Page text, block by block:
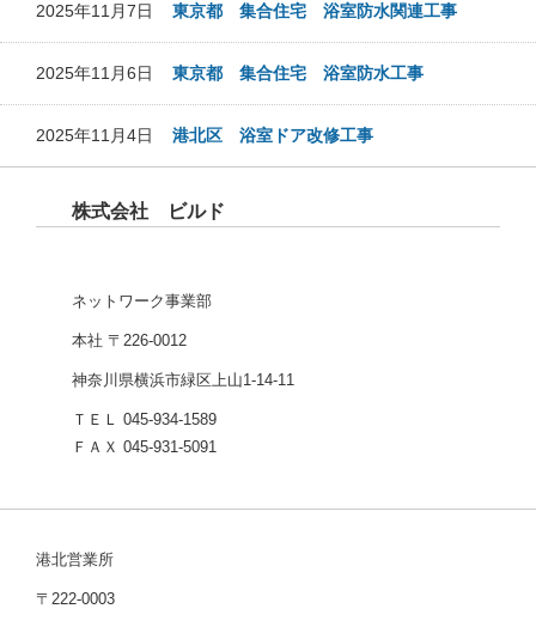
2025年11月7日 東京都 集合住宅 浴室防水関連工事
2025年11月6日 東京都 集合住宅 浴室防水工事
2025年11月4日 港北区 浴室ドア改修工事
株式会社 ビルド
ネットワーク事業部
本社 〒226-0012
神奈川県横浜市緑区上山1-14-11
ＴＥＬ 045-934-1589
ＦＡＸ 045-931-5091
港北営業所
〒222-0003